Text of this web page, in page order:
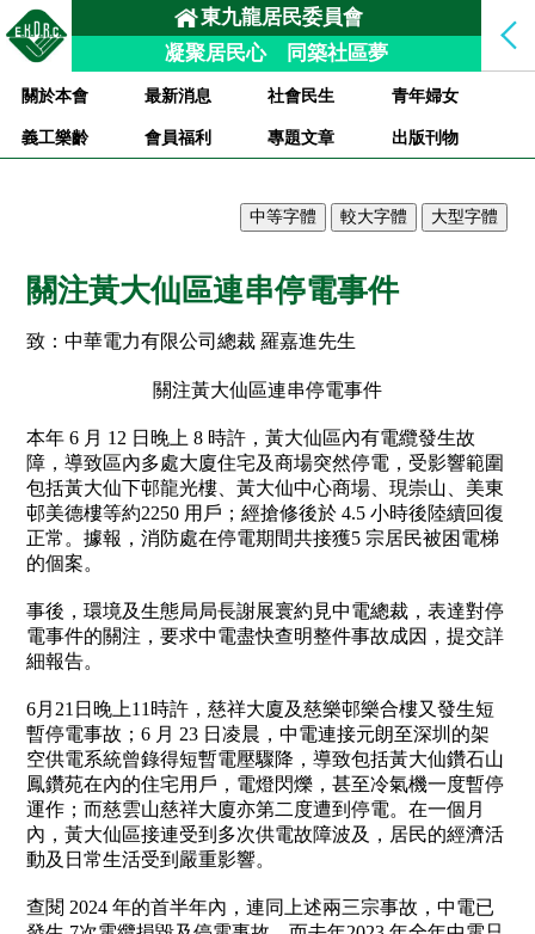
東九龍居民委員會
凝聚居民心 同築社區夢
關於本會 最新消息 社會民生
青年婦女
義工樂齡
會員福利 專題文章 出版刊物
關注黃大仙區連串停電事件
致：中華電力有限公司總裁 羅嘉進先生
關注黃大仙區連串停電事件
本年6 月 12 日晚上8 時許，黃大仙區內有電纜發生故
障，導致區內多處大廈住宅及商場突然停電，受影響範圍
包括黃大仙下邨龍光樓、黃大仙中心商場、現崇山、美東
邨美德樓等約2250 用戶；經搶修後於4.5小時後陸續回復
正常。據報，消防處在停電期間共接獲5 宗居民被困電梯
的個案。
事後，環境及生態局局長謝展寰約見中電總裁，表達對停
電事件的關注，要求中電盡快查明整件事故成因，提交詳
細報告。
6月 21 日晚上11 時許，慈祥大廈及慈樂邨樂合樓又發生短
暫停電事故；6 月 23 日凌晨，中電連接元朗至深圳的架
空供電系統曾錄得短暫電壓驟降，導致包括黃大仙鑽石山
鳳鑽苑在內的住宅用戶，電燈閃爍，甚至冷氣機一度暫停
運作；而慈雲山慈祥大廈亦第二度遭到停電。在一個月
內，黃大仙區接連受到多次供電故障波及，居民的經濟活
動及日常生活受到嚴重影響。
查閱 2024年的首半年內，連同上述兩三宗事故，中電已